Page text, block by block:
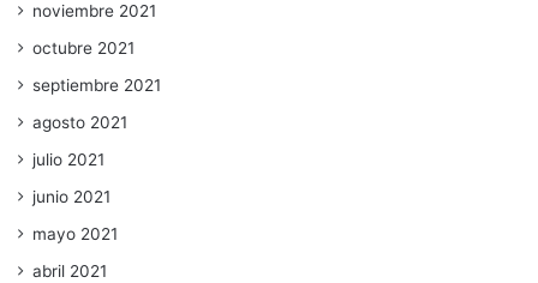
noviembre 2021
octubre 2021
septiembre 2021
agosto 2021
julio 2021
junio 2021
mayo 2021
abril 2021